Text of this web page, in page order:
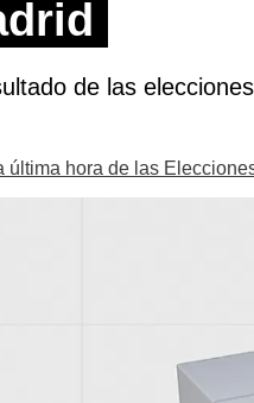
Buscar
de las
última hora de las